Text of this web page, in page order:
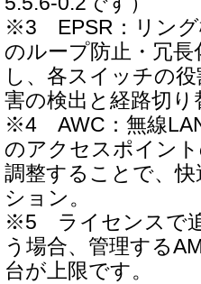
※3 EPSR：リング
のループ防止・冗
し、各スイッチの
害の検出と経路切
※4 AWC：無線
のアクセスポイン
調整することで、
ション。
※5 ライセンスで追
う場合、管理する
台が上限です。